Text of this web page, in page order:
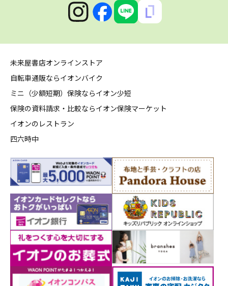
未来屋書店オンラインストア
自転車通販ならイオンバイク
ミニ（少額短期）保険ならイオン少短
保険の資料請求・比較ならイオン保険マーケット
イオンのレストラン
四六時中